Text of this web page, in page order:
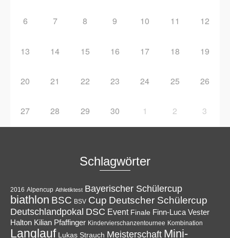
6 7 8 9 10 11 12
13 14 15 16 17 18 19
20 21 22 23 24 25 26
27 28 29 30 1 2 3
Schlagwörter
2016 Alpencup Athletiktest Bayerischer Schülercup
biathlon BSC BSV Cup Deutscher Schülercup
Deutschlandpokal DSC Event Finale Finn-Luca Vester
Halton Kilian Pfaffinger Kindervierschanzentournee Kombination
Langlauf Lukas Strauch Meisterschaft Mini-